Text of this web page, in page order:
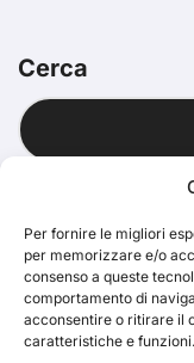
Per fornire le migliori
per memorizzare e/o
consenso a queste
comportamento di
acconsentire o ritirare il
caratteristiche e funzioni.
Cerca